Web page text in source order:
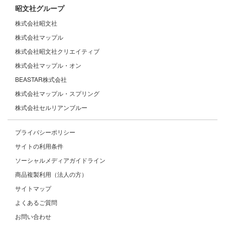
昭文社グループ
株式会社昭文社
株式会社マップル
株式会社昭文社クリエイティブ
株式会社マップル・オン
BEASTAR株式会社
株式会社マップル・スプリング
株式会社セルリアンブルー
プライバシーポリシー
サイトの利用条件
ソーシャルメディアガイドライン
商品複製利用（法人の方）
サイトマップ
よくあるご質問
お問い合わせ